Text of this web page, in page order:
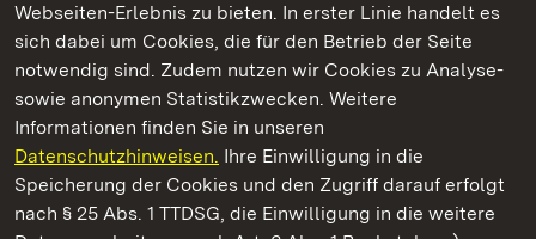
Webseiten-Erlebnis zu bieten. In erster Linie handelt es
sich dabei um Cookies, die für den Betrieb der Seite
notwendig sind. Zudem nutzen wir Cookies zu Analyse-
sowie anonymen Statistikzwecken. Weitere
Informationen finden Sie in unseren
Datenschutzhinweisen. Ihre Einwilligung in die
Speicherung der Cookies und den Zugriff darauf erfolgt
nach § 25 Abs. 1 TTDSG, die Einwilligung in die weitere
Kommen. Staunen. Genießen.
Schloss Heidelberg
Staatliche Schlösser und Gärten Baden-Württemberg